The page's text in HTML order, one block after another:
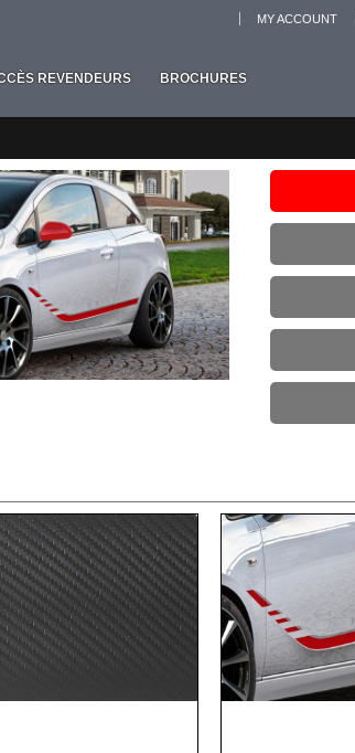
MY ACCOUNT
REVENDEURS BROCHURES